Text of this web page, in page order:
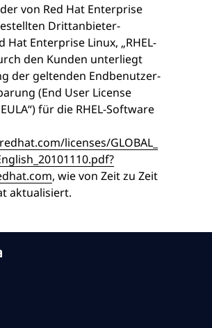
von Red Hat Enterprise
Drittanbieter-
Hat Enterprise Linux, „RHEL-
den Kunden unterliegt
der geltenden Endbenutzer-
(End User License
für die RHEL-Software
licenses/GLOBAL_
, wie von Zeit zu Zeit
aktualisiert.